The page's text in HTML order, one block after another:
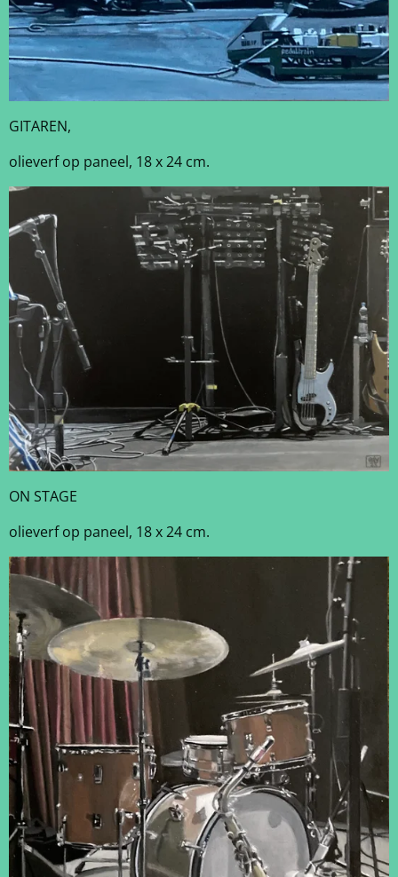
GITAREN,
olieverf op paneel, 18 x 24 cm.
ON STAGE
olieverf op paneel, 18 x 24 cm.